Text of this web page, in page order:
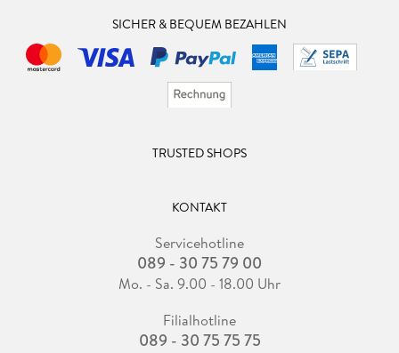
SICHER & BEQUEM BEZAHLEN
TRUSTED SHOPS
KONTAKT
Servicehotline
089 - 30 75 79 00
Mo. - Sa. 9.00 - 18.00 Uhr
Filialhotline
089 - 30 75 75 75